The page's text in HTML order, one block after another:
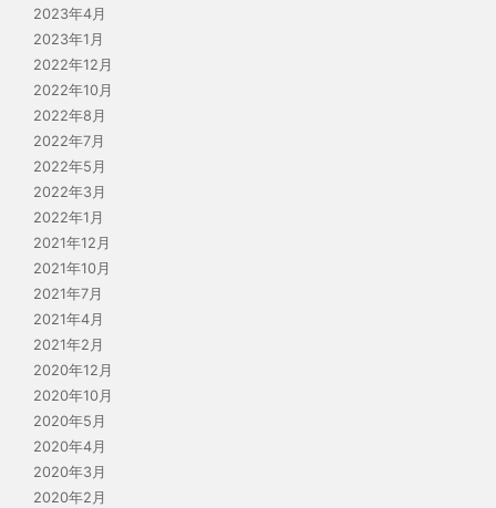
2023年4月
2023年1月
2022年12月
2022年10月
2022年8月
2022年7月
2022年5月
2022年3月
2022年1月
2021年12月
2021年10月
2021年7月
2021年4月
2021年2月
2020年12月
2020年10月
2020年5月
2020年4月
2020年3月
2020年2月